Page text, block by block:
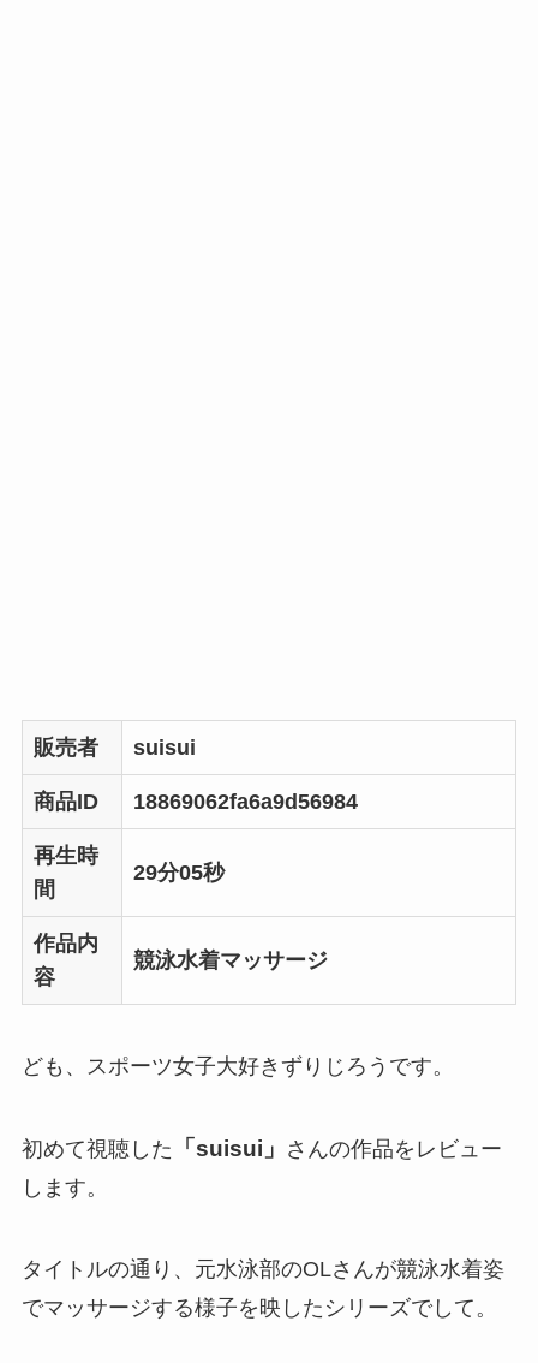
販売者 suisui
商品ID 18869062fa6a9d56984
再生時
間
29分05秒
作品内
容
競泳水着マッサージ
ども、スポーツ女子大好きずりじろうです。
初めて視聴した 「suisui」 さんの作品をレビュー
します。
タイトルの通り、元水泳部のOLさんが競泳水着姿
でマッサージする様子を映したシリーズでして。